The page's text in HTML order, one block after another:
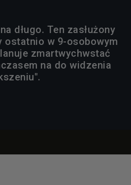
długo. Ten zasłużony
ostatnio w 9-osobowym
zmartwychwstać
na do widzenia